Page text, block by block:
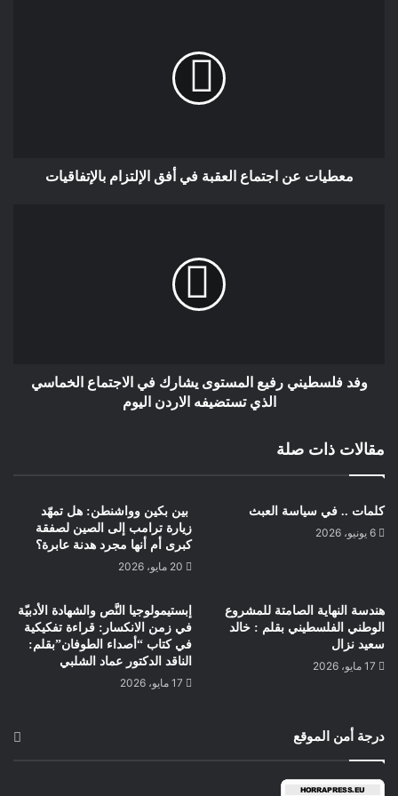
دولية من طرف منظمات حقوق الإنسان .ماكان ليدخل معهم المغرب
في جدل بل كان على الجهات الحريصة على حقوق الإنسان وصورة
المغرب بالخارج تفادي هذا الصراع ،والحفاظ على التجربة في مجال
لحقوق الإنسان.لا أريد الدخول في جدل يتعلق بمن يستحق التكريم
ومن لا يستحقه .لأن هذا موضوع آخر .لقد قلت وجهة نظري من باب
حيمري البشير كوبنهاكن الدنمارك
معطيات عن اجتماع العقبة في أفق الإلتزام بالإتفاقيات
وفد فلسطيني رفيع المستوى يشارك في الاجتماع الخماسي
الذي تستضيفه الاردن اليوم
مقالات ذات صلة
كلمات .. في سياسة العبث
6 يونيو، 2026
بين بكين وواشنطن: هل تمهّد
زيارة ترامب إلى الصين لصفقة
كبرى أم أنها مجرد هدنة عابرة؟
20 مايو، 2026
هندسة النهاية الصامتة للمشروع
الوطني الفلسطيني بقلم : خالد
سعيد نزال
17 مايو، 2026
​إبستيمولوجيا النَّص والشهادة الأدبيّة
في زمن الانكسار: قراءة تفكيكية
في كتاب “أصداء الطوفان”​بقلم:
الناقد الدكتور عماد الشلبي​
17 مايو، 2026
درجة أمن الموقع